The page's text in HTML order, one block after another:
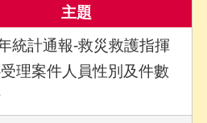
主題
統計通報-救災救護指揮
理案件人員性別及件數